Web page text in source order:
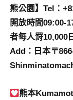
熊公園】Tel：
開放時間09:00-
者每人罸10,000
Add：日本〒
熊本